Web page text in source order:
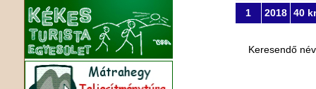
1 2018 40
Keresendő